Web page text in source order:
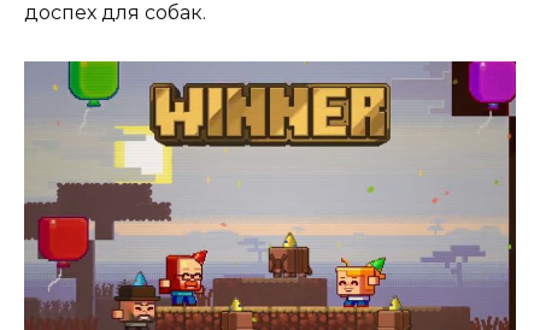
доспех для собак.